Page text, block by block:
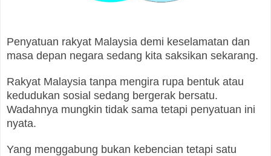
Penyatuan rakyat Malaysia demi keselamatan dan
masa depan negara sedang kita saksikan sekarang.
Rakyat Malaysia tanpa mengira rupa bentuk atau
kedudukan sosial sedang bergerak bersatu.
Wadahnya mungkin tidak sama tetapi penyatuan ini
nyata.
Yang menggabung bukan kebencian tetapi satu